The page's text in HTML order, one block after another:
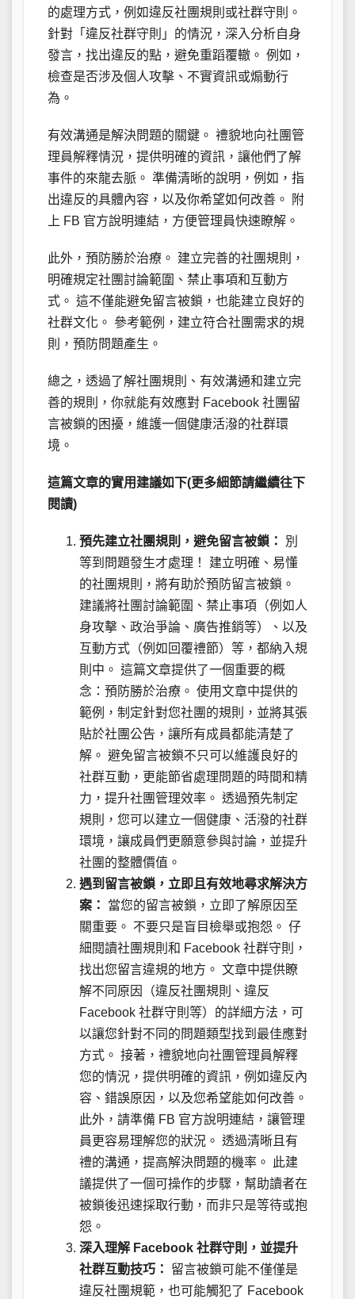
的處理方式，例如違反社團規則或社群守則。
針對「違反社群守則」的情況，深入分析自身
發言，找出違反的點，避免重蹈覆轍。 例如，
檢查是否涉及個人攻擊、不實資訊或煽動行
為。
有效溝通是解決問題的關鍵。 禮貌地向社團管
理員解釋情況，提供明確的資訊，讓他們了解
事件的來龍去脈。 準備清晰的說明，例如，指
出違反的具體內容，以及你希望如何改善。 附
上 FB 官方說明連結，方便管理員快速瞭解。
此外，預防勝於治療。 建立完善的社團規則，
明確規定社團討論範圍、禁止事項和互動方
式。 這不僅能避免留言被鎖，也能建立良好的
社群文化。 參考範例，建立符合社團需求的規
則，預防問題產生。
總之，透過了解社團規則、有效溝通和建立完
善的規則，你就能有效應對 Facebook 社團留
言被鎖的困擾，維護一個健康活潑的社群環
境。
這篇文章的實用建議如下(更多細節請繼續往下
閱讀)
預先建立社團規則，避免留言被鎖：
別
等到問題發生才處理！ 建立明確、易懂
的社團規則，將有助於預防留言被鎖。
建議將社團討論範圍、禁止事項（例如人
身攻擊、政治爭論、廣告推銷等）、以及
互動方式（例如回覆禮節）等，都納入規
則中。 這篇文章提供了一個重要的概
念：預防勝於治療。 使用文章中提供的
範例，制定針對您社團的規則，並將其張
貼於社團公告，讓所有成員都能清楚了
解。 避免留言被鎖不只可以維護良好的
社群互動，更能節省處理問題的時間和精
力，提升社團管理效率。 透過預先制定
規則，您可以建立一個健康、活潑的社群
環境，讓成員們更願意參與討論，並提升
社團的整體價值。
遇到留言被鎖，立即且有效地尋求解決方
案：
當您的留言被鎖，立即了解原因至
關重要。 不要只是盲目檢舉或抱怨。 仔
細閱讀社團規則和 Facebook 社群守則，
找出您留言違規的地方。 文章中提供瞭
解不同原因（違反社團規則、違反
Facebook 社群守則等）的詳細方法，可
以讓您針對不同的問題類型找到最佳應對
方式。 接著，禮貌地向社團管理員解釋
您的情況，提供明確的資訊，例如違反內
容、錯誤原因，以及您希望能如何改善。
此外，請準備 FB 官方說明連結，讓管理
員更容易理解您的狀況。 透過清晰且有
禮的溝通，提高解決問題的機率。 此建
議提供了一個可操作的步驟，幫助讀者在
被鎖後迅速採取行動，而非只是等待或抱
怨。
深入理解 Facebook 社群守則，並提升
社群互動技巧：
留言被鎖可能不僅僅是
違反社團規範，也可能觸犯了 Facebook